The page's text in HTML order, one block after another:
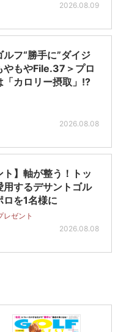
2026.08.09
ルフ“勝手に”ダイジ
やもやFile.37＞プロ
「カロリー摂取」!?
2026.08.08
ト】軸が整う！トッ
用するデサントゴル
ロを1名様に
レゼント
2026.08.08